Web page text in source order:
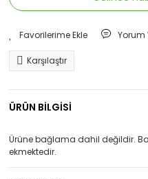
Yorum
Karşılaştır
ÜRÜN BİLGİSİ
Ürüne bağlama dahil değildir.
ekmektedir.